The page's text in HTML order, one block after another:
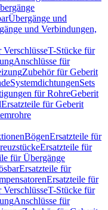
Übergänge und
und Verbindungen,
T-Stücke für
Anschlüsse für
Zubehör für Geberit
SystemdichtungenSets
für RohreGeberit
Ersatzteile für Geberit
BögenErsatzteile für
Ersatzteile für
für Übergänge
Ersatzteile für
Ersatzteile für
T-Stücke für
Anschlüsse für